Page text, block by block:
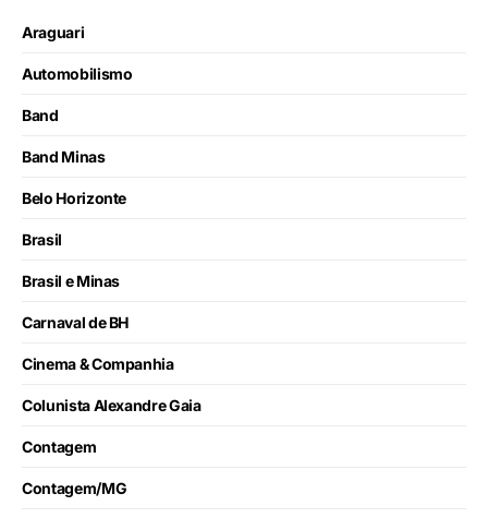
Araguari
Automobilismo
Band
Band Minas
Belo Horizonte
Brasil
Brasil e Minas
Carnaval de BH
Cinema & Companhia
Colunista Alexandre Gaia
Contagem
Contagem/MG